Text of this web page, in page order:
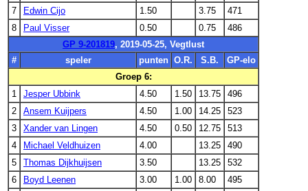
7
Edwin Cijo 1.50 3.75
471
8
Paul Visser 0.50 0.75
486
GP 9-201819, 2019-05-25, Vegtlust
#
speler punten O.R. S.B.
GP-elo
Groep 6:
1
Jesper Ubbink 4.50 1.50 13.75
496
2
Ansem Kuijpers 4.50 1.00 14.25
523
3
Xander van Lingen 4.50 0.50 12.75
513
4
Michael Veldhuizen 4.00 13.25
490
5
Thomas Dijkhuijsen 3.50 13.25
532
6
Boyd Leenen 3.00 1.00 8.00
495